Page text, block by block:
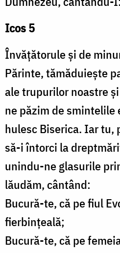
Icos 5
Învățătorule și de
Părinte, tămăduiește
ale trupurilor noastre
ne păzim de smintelile
hulesc Biserica. Iar tu,
să-i întorci la
unindu-ne glasurile
lăudăm, cântând:
Bucură-te, că pe fiul
fierbințeală;
Bucură-te, că pe